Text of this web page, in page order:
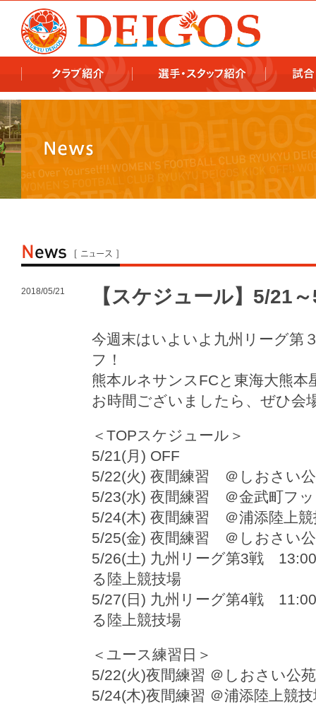
2018/05/21 【スケジュール】5/21
今週末はいよいよ九州リーグ第
フ！
熊本ルネサンスFCと東海大熊
お時間ございましたら、ぜひ
＜TOPスケジュール＞
5/21(月) OFF
5/22(火) 夜間練習 ＠しおさい
5/23(水) 夜間練習 ＠金武町フ
5/24(木) 夜間練習 ＠浦添陸上競
5/25(金) 夜間練習 ＠しおさい
5/26(土) 九州リーグ第3戦
る陸上競技場
5/27(日) 九州リーグ第4戦
る陸上競技場
＜ユース練習日＞
5/22(火)夜間練習 ＠しおさい公苑
5/24(木)夜間練習 ＠浦添陸上競